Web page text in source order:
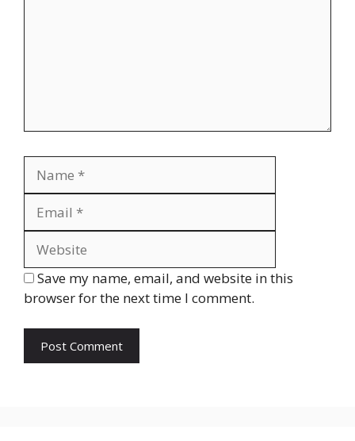
Save my name, email, and website in this
browser for the next time I comment.